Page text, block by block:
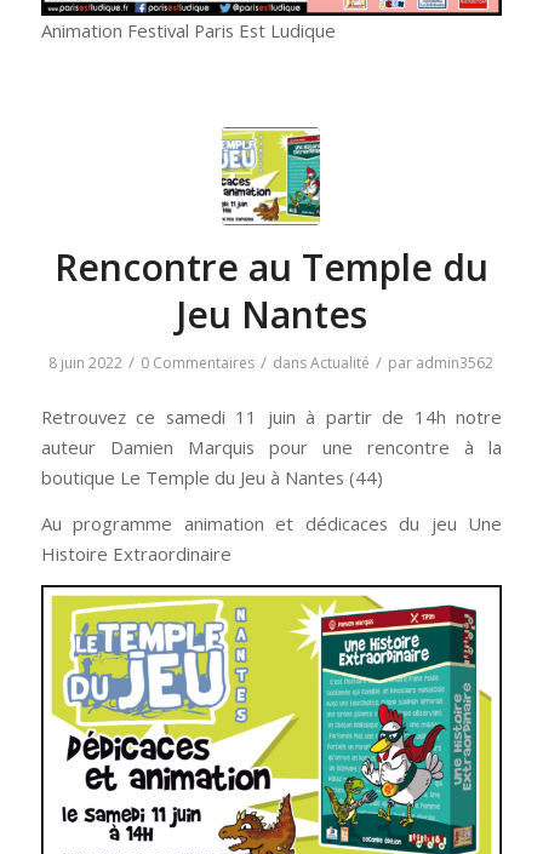
Animation Festival Paris Est Ludique
Rencontre au Temple du
Jeu Nantes
8 juin 2022 / 0 Commentaires / dansActualité / par admin3562
Retrouvez ce samedi 11 juin à partir de 14h notre
auteur Damien Marquis pour une rencontre à la
boutique Le Temple du Jeu à Nantes (44)
Au programme animation et dédicaces du jeu Une
Histoire Extraordinaire